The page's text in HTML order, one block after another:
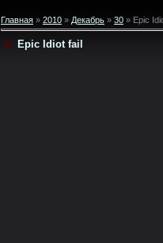
Главная » 2010 » Декабрь » 30 » Epic
Epic Idiot fail